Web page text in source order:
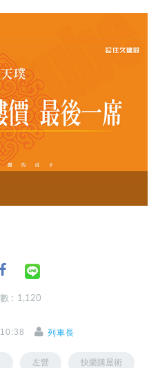
: 1,120
列車長
左營 快樂購屋術